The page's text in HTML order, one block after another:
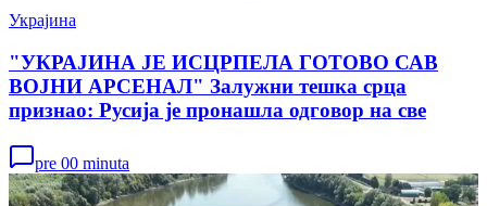
Украјина
"УКРАЈИНА ЈЕ ИСЦРПЕЛА ГОТОВО САВ
ВОЈНИ АРСЕНАЛ" Залужни тешка срца
признао: Русија је пронашла одговор на све
pre 00 minuta